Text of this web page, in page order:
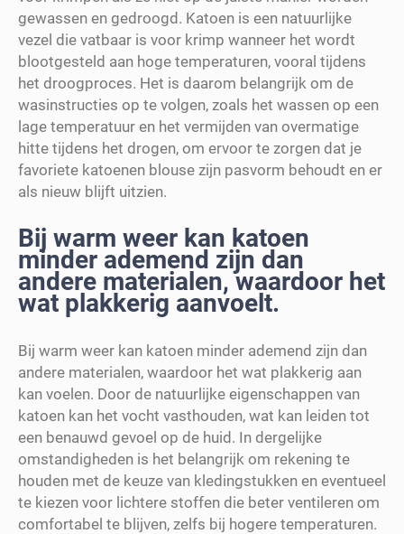
gewassen en gedroogd. Katoen is een natuurlijke
vezel die vatbaar is voor krimp wanneer het wordt
blootgesteld aan hoge temperaturen, vooral tijdens
het droogproces. Het is daarom belangrijk om de
wasinstructies op te volgen, zoals het wassen op een
lage temperatuur en het vermijden van overmatige
hitte tijdens het drogen, om ervoor te zorgen dat je
favoriete katoenen blouse zijn pasvorm behoudt en er
als nieuw blijft uitzien.
Bij warm weer kan katoen
minder ademend zijn dan
andere materialen, waardoor het
wat plakkerig aanvoelt.
Bij warm weer kan katoen minder ademend zijn dan
andere materialen, waardoor het wat plakkerig aan
kan voelen. Door de natuurlijke eigenschappen van
katoen kan het vocht vasthouden, wat kan leiden tot
een benauwd gevoel op de huid. In dergelijke
omstandigheden is het belangrijk om rekening te
houden met de keuze van kledingstukken en eventueel
te kiezen voor lichtere stoffen die beter ventileren om
comfortabel te blijven, zelfs bij hogere temperaturen.